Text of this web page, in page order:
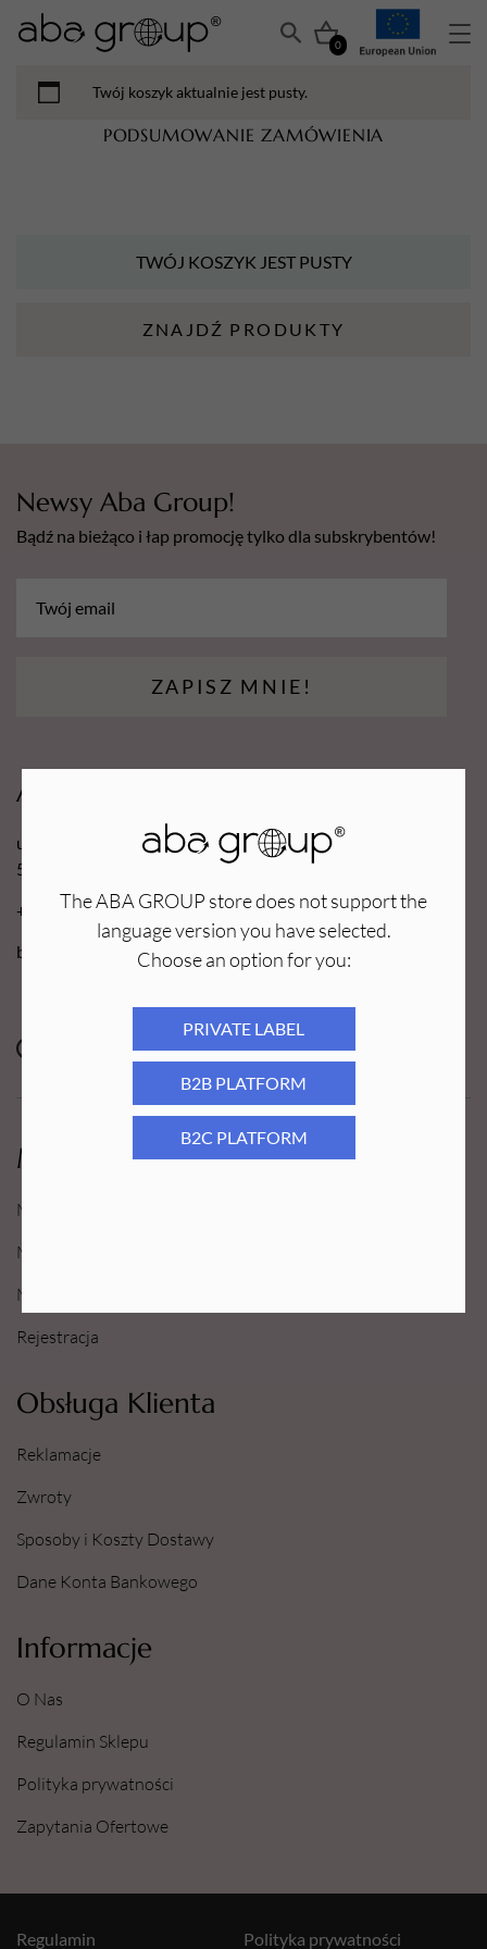
The ABA GROUP store does not support the
language version you have selected.
Choose an option for you:
PRIVATE LABEL
B2B PLATFORM
B2C PLATFORM
0
Twój koszyk aktualnie jest pusty.
PODSUMOWANIE ZAMÓWIENIA
TWÓJ KOSZYK JEST PUSTY
ZNAJDŹ PRODUKTY
Newsy Aba Group!
Bądź na bieżąco i łap promocję tylko dla subskrybentów!
ZAPISZ MNIE!
Moje Konto
Moje konto
Moje Zamówienia
Moje Ulubione
Rejestracja
Obsługa Klienta
Reklamacje
Zwroty
Sposoby i Koszty Dostawy
Dane Konta Bankowego
Informacje
O Nas
Regulamin Sklepu
Polityka prywatności
Zapytania Ofertowe
Aba Group
ul. Robotnicza 70D
53-608 Wrocław
+48 71 727 60 16
bok@e-abagroup.com
Polityka prywatności
Regulamin